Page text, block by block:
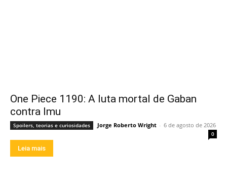
One Piece 1190: A luta mortal de Gaban
contra Imu
Spoilers, teorias e curiosidades Jorge Roberto Wright - 6 de agosto de 2026
0
Leia mais